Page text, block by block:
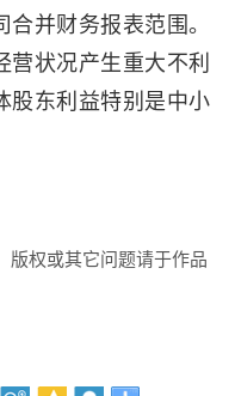
并财务报表范围。
状况产生重大不利
股东利益特别是中小
版权或其它问题请于作品